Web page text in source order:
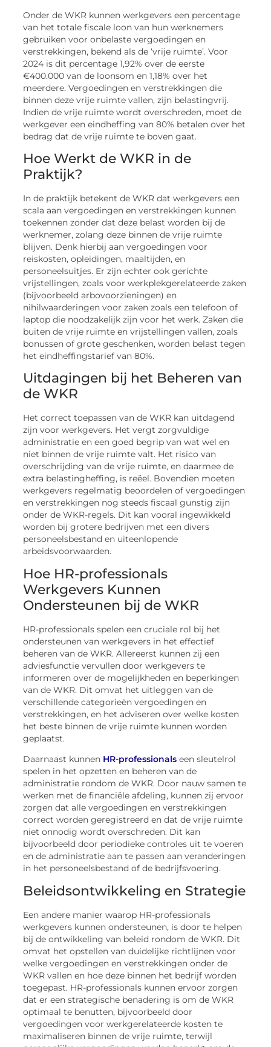
Onder de WKR kunnen werkgevers een percentage
van het totale fiscale loon van hun werknemers
gebruiken voor onbelaste vergoedingen en
verstrekkingen, bekend als de ‘vrije ruimte’. Voor
2024 is dit percentage 1,92% over de eerste
€400.000 van de loonsom en 1,18% over het
meerdere. Vergoedingen en verstrekkingen die
binnen deze vrije ruimte vallen, zijn belastingvrij.
Indien de vrije ruimte wordt overschreden, moet de
werkgever een eindheffing van 80% betalen over het
bedrag dat de vrije ruimte te boven gaat.
Hoe Werkt de WKR in de
Praktijk?
In de praktijk betekent de WKR dat werkgevers een
scala aan vergoedingen en verstrekkingen kunnen
toekennen zonder dat deze belast worden bij de
werknemer, zolang deze binnen de vrije ruimte
blijven. Denk hierbij aan vergoedingen voor
reiskosten, opleidingen, maaltijden, en
personeelsuitjes. Er zijn echter ook gerichte
vrijstellingen, zoals voor werkplekgerelateerde zaken
(bijvoorbeeld arbovoorzieningen) en
nihilwaarderingen voor zaken zoals een telefoon of
laptop die noodzakelijk zijn voor het werk. Zaken die
buiten de vrije ruimte en vrijstellingen vallen, zoals
bonussen of grote geschenken, worden belast tegen
het eindheffingstarief van 80%.
Uitdagingen bij het Beheren van
de WKR
Het correct toepassen van de WKR kan uitdagend
zijn voor werkgevers. Het vergt zorgvuldige
administratie en een goed begrip van wat wel en
niet binnen de vrije ruimte valt. Het risico van
overschrijding van de vrije ruimte, en daarmee de
extra belastingheffing, is reëel. Bovendien moeten
werkgevers regelmatig beoordelen of vergoedingen
en verstrekkingen nog steeds fiscaal gunstig zijn
onder de WKR-regels. Dit kan vooral ingewikkeld
worden bij grotere bedrijven met een divers
personeelsbestand en uiteenlopende
arbeidsvoorwaarden.
Hoe HR-professionals
Werkgevers Kunnen
Ondersteunen bij de WKR
HR-professionals spelen een cruciale rol bij het
ondersteunen van werkgevers in het effectief
beheren van de WKR. Allereerst kunnen zij een
adviesfunctie vervullen door werkgevers te
informeren over de mogelijkheden en beperkingen
van de WKR. Dit omvat het uitleggen van de
verschillende categorieën vergoedingen en
verstrekkingen, en het adviseren over welke kosten
het beste binnen de vrije ruimte kunnen worden
geplaatst.
Daarnaast kunnen HR-professionals een sleutelrol
spelen in het opzetten en beheren van de
administratie rondom de WKR. Door nauw samen te
werken met de financiële afdeling, kunnen zij ervoor
zorgen dat alle vergoedingen en verstrekkingen
correct worden geregistreerd en dat de vrije ruimte
niet onnodig wordt overschreden. Dit kan
bijvoorbeeld door periodieke controles uit te voeren
en de administratie aan te passen aan veranderingen
in het personeelsbestand of de bedrijfsvoering.
Beleidsontwikkeling en Strategie
Een andere manier waarop HR-professionals
werkgevers kunnen ondersteunen, is door te helpen
bij de ontwikkeling van beleid rondom de WKR. Dit
omvat het opstellen van duidelijke richtlijnen voor
welke vergoedingen en verstrekkingen onder de
WKR vallen en hoe deze binnen het bedrijf worden
toegepast. HR-professionals kunnen ervoor zorgen
dat er een strategische benadering is om de WKR
optimaal te benutten, bijvoorbeeld door
vergoedingen voor werkgerelateerde kosten te
maximaliseren binnen de vrije ruimte, terwijl